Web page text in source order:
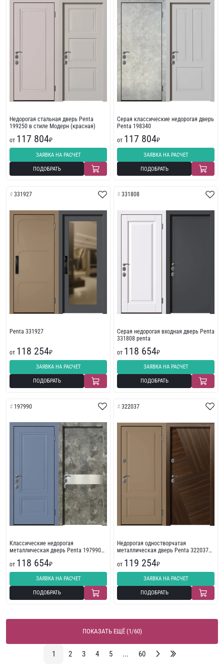
Недорогая стальная дверь Penta
199250 в стиле Модерн (красная)
от 117 804₽
ЗАЯВКА НА РАСЧЕТ
ПОДОБРАТЬ
Серая классические недорогая дверь
Penta 198340
от 117 804₽
ЗАЯВКА НА РАСЧЕТ
ПОДОБРАТЬ
331927
Penta 331927
от 118 254₽
ЗАЯВКА НА РАСЧЕТ
ПОДОБРАТЬ
331808
Серая недорогая входная дверь Penta
331808 penta
от 118 654₽
ЗАЯВКА НА РАСЧЕТ
ПОДОБРАТЬ
197990
Классические недорогая
металлическая дверь Penta 197990
от 118 654₽
ЗАЯВКА НА РАСЧЕТ
ПОДОБРАТЬ
322037
Недорогая одностворчатая
металлическая дверь Penta 322037
от 119 254₽
ЗАЯВКА НА РАСЧЕТ
ПОДОБРАТЬ
ПОКАЗАТЬ ЕЩЁ (1/60)
1 2 3 4 5 ... 60